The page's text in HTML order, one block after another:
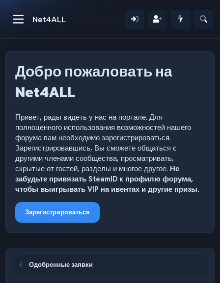
Net4ALL
Добро пожаловать на
Net4ALL
Привет, рады видеть у нас на портале. Для
полноценного использования возможностей нашего
форума вам необходимо зарегистрироваться.
Зарегистрировавшись, Вы сможете общаться с
другими членами сообщества, просматривать,
скрытые от гостей, разделы и многое другое. Не
забудьте привязать SteamID к профилю форума,
чтобы выигрывать VIP на ивентах и другие призы.
Зарегистрироваться
Одобренные заявки